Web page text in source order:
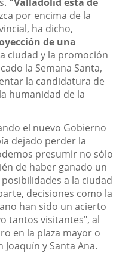
por encima de la
ha dicho,
de una
ciudad y la promoción
la Semana Santa,
la candidatura de
humanidad de la
el nuevo Gobierno
dejado perder la
presumir no sólo
de haber ganado un
a la ciudad
decisiones como la
han sido un acierto
tantos visitantes", al
en la plaza mayor o
y Santa Ana.